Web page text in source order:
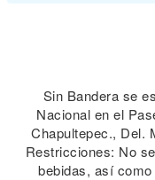
Sin Bandera se
Nacional en el
Chapultepec., Del.
Restricciones: No
bebidas, así